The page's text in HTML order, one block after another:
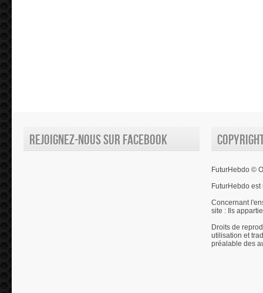
Rejoignez-nous sur Facebook
FuturHebdo ©
FuturHebdo
Concernant
site : Ils
Droits de
utilisation et
préalable des